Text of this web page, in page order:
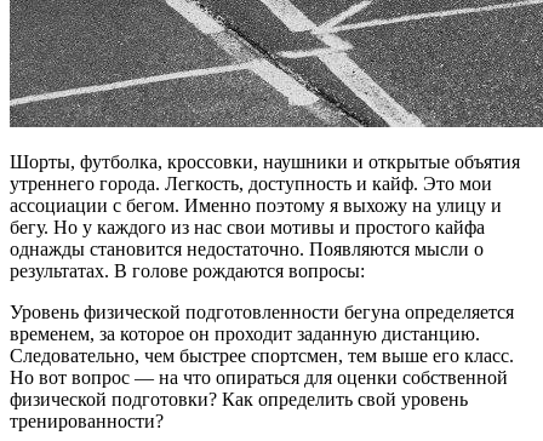
Шорты, футболка, кроссовки, наушники и открытые объятия
утреннего города. Легкость, доступность и кайф. Это мои
ассоциации с бегом. Именно поэтому я выхожу на улицу и
бегу. Но у каждого из нас свои мотивы и простого кайфа
однажды становится недостаточно. Появляются мысли о
результатах. В голове рождаются вопросы:
Уровень физической подготовленности бегуна определяется
временем, за которое он проходит заданную дистанцию.
Следовательно, чем быстрее спортсмен, тем выше его класс.
Но вот вопрос — на что опираться для оценки собственной
физической подготовки? Как определить свой уровень
тренированности?